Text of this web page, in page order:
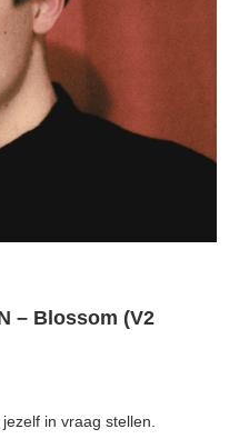
– Blossom (V2
in vraag stellen.